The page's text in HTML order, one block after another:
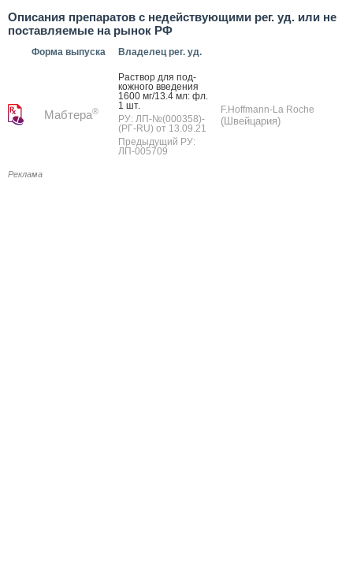
Описания препаратов с недействующими рег. уд. или не
поставляемые на рынок РФ
Форма выпуска Владелец рег. уд.
Мабтера®
Рас­твор для под­
кожно­го вве­дения
1600 мг/13.4 мл: фл.
1 шт.
РУ: ЛП-№(000358)-
(РГ-RU) от 13.09.21
Предыдущий РУ:
ЛП-005709
F.Hoffmann-La Roche
(Швейцария)
Реклама